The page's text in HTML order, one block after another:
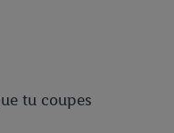
tu coupes